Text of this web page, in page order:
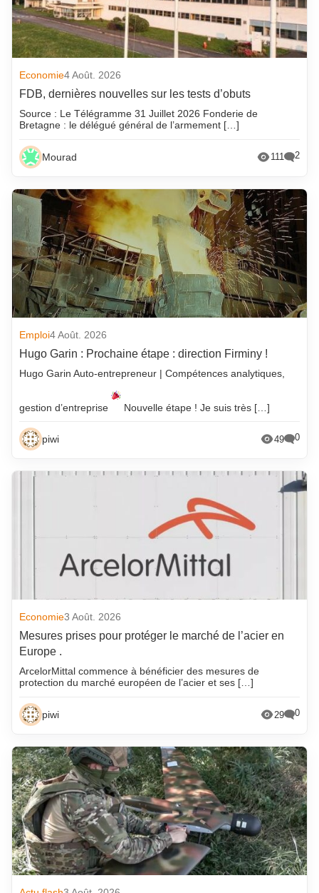
Economie4 Août. 2026
FDB, dernières nouvelles sur les tests d’obuts
Source : Le Télégramme 31 Juillet 2026 Fonderie de
Bretagne : le délégué général de l’armement […]
Mourad 111 2
Emploi4 Août. 2026
Hugo Garin : Prochaine étape : direction Firminy !
Hugo Garin Auto-entrepreneur | Compétences analytiques,
gestion d’entreprise Nouvelle étape ! Je suis très […]
piwi 49 0
Economie3 Août. 2026
Mesures prises pour protéger le marché de l’acier en
Europe .
ArcelorMittal commence à bénéficier des mesures de
protection du marché européen de l’acier et ses […]
piwi 29 0